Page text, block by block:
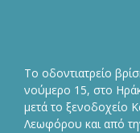
Το οδοντιατρείο
νούμερο 15, στο
μετά το ξενοδοχείο
Λεωφόρου και από